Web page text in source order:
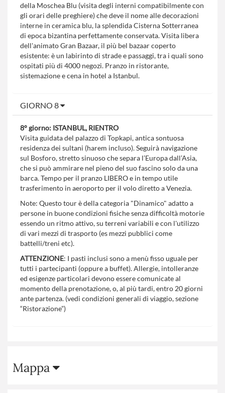
della Moschea Blu (visita degli interni compatibilmente con
gli orari delle preghiere) che deve il nome alle decorazioni
interne in ceramica blu, la splendida Cisterna Sotterranea
di epoca bizantina perfettamente conservata. Visita libera
dell'animato Gran Bazaar, il più bel bazaar coperto
esistente: è un labirinto di strade e passaggi, tra i quali sono
ospitati più di 4000 negozi. Pranzo in ristorante,
sistemazione e cena in hotel a Istanbul.
GIORNO 8
8° giorno: ISTANBUL, RIENTRO
Visita guidata del palazzo di Topkapi, antica sontuosa
residenza dei sultani (harem incluso). Seguirà navigazione
sul Bosforo, stretto sinuoso che separa l’Europa dall’Asia,
che si può ammirare nel pieno del suo fascino solo da una
barca. Tempo per il pranzo LIBERO e in tempo utile
trasferimento in aeroporto per il volo diretto a Venezia.
Note: Questo tour è della categoria "Dinamico" adatto a
persone in buone condizioni fisiche senza difficoltà motorie
essendo un ritmo attivo, su terreni variabili e con l'utilizzo
di vari mezzi di trasporto (es mezzi pubblici come
battelli/treni etc).
ATTENZIONE: I pasti inclusi sono a menù fisso uguale per
tutti i partecipanti (oppure a buffet). Allergie, intolleranze
ed esigenze particolari devono essere comunicate al
momento della prenotazione, o, al più tardi, entro 20 giorni
ante partenza. (vedi condizioni generali di viaggio, sezione
“Ristorazione”)
Mappa